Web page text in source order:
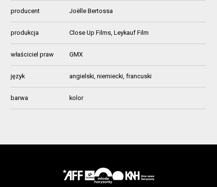
producent Joëlle Bertossa
produkcja Close Up Films, Leykauf Film
właściciel praw GMX
język angielski, niemiecki, francuski
barwa kolor